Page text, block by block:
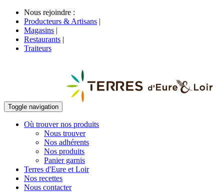
Nous rejoindre :
Producteurs & Artisans |
Magasins |
Restaurants |
Traiteurs
Toggle navigation
Où trouver nos produits
Nous trouver
Nos adhérents
Nos produits
Panier garnis
Terres d'Eure et Loir
Nos recettes
Nous contacter